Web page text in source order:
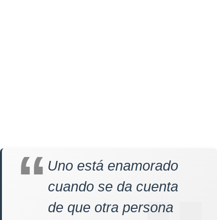
Uno está enamorado
cuando se da cuenta
de que otra persona